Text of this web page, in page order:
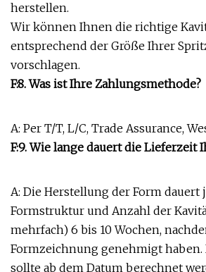
herstellen.
Wir können Ihnen die richtige
entsprechend der Größe Ihrer
vorschlagen.
F:8. Was ist Ihre Zahlungsmethode?
A: Per T/T, L/C, Trade Assurance,
F:9. Wie lange dauert die Lieferzeit
A: Die Herstellung der Form dauert
Formstruktur und Anzahl der
mehrfach) 6 bis 10 Wochen,
Formzeichnung genehmigt
sollte ab dem Datum berechnet